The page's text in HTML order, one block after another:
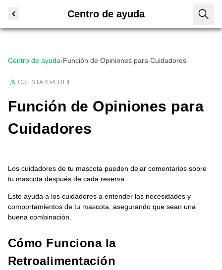
Centro de ayuda
Centro de ayuda›Función de Opiniones para Cuidadores
CUENTA Y PERFIL
Función de Opiniones para
Cuidadores
Los cuidadores de tu mascota pueden dejar comentarios sobre
tu mascota después de cada reserva.
Esto ayuda a los cuidadores a entender las necesidades y
comportamientos de tu mascota, asegurando que sean una
buena combinación.
Cómo Funciona la
Retroalimentación